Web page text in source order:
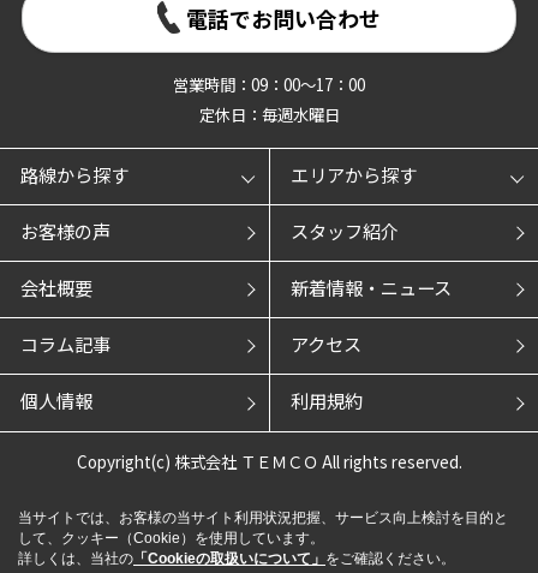
電話でお問い合わせ
営業時間：09：00～17：00
定休日：毎週水曜日
路線から探す エリアから探す
お客様の声 スタッフ紹介
会社概要 新着情報・ニュース
コラム記事 アクセス
個人情報 利用規約
Copyright(c) 株式会社 ＴＥＭＣＯ All rights reserved.
当サイトでは、お客様の当サイト利用状況把握、サービス向上検討を目的と
して、クッキー（Cookie）を使用しています。
詳しくは、当社の 「Cookieの取扱いについて」 をご確認ください。